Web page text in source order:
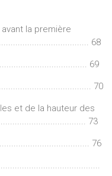
la première
68
69
70
et de la hauteur des
73
76